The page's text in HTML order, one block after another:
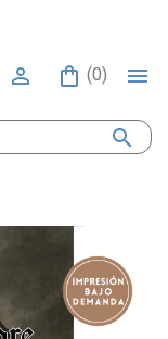
 (0) 
search